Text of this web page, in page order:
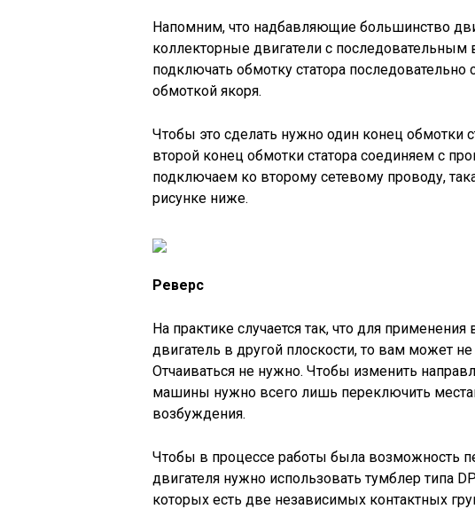
Напомним, что надбавляющие большинство
коллекторные двигатели с
подключать обмотку статора
обмоткой якоря.
Чтобы это сделать нужно один конец обмотки
второй конец обмотки статора соединяем с
подключаем ко второму сетевому проводу,
рисунке ниже.
Реверс
На практике случается так, что для
двигатель в другой плоскости, то вам может
Отчаиваться не нужно. Чтобы изменить
машины нужно всего лишь переключить
возбуждения.
Чтобы в процессе работы была возможность
двигателя нужно использовать тумблер типа
которых есть две независимых контактных